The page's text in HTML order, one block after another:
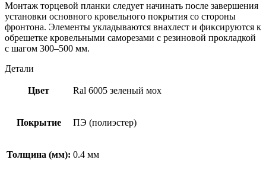
Монтаж торцевой планки следует начинать после завершения
установки основного кровельного покрытия со стороны
фронтона. Элементы укладываются внахлест и фиксируются к
обрешетке кровельными саморезами с резиновой прокладкой
с шагом 300–500 мм.
Детали
Цвет Ral 6005 зеленый мох
Покрытие ПЭ (полиэстер)
Толщина (мм): 0.4 мм